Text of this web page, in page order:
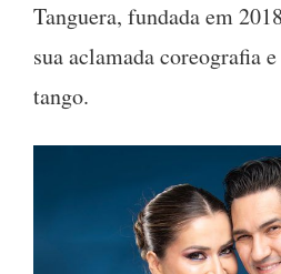
Tanguera, fundada em
sua aclamada coreografia
tango.